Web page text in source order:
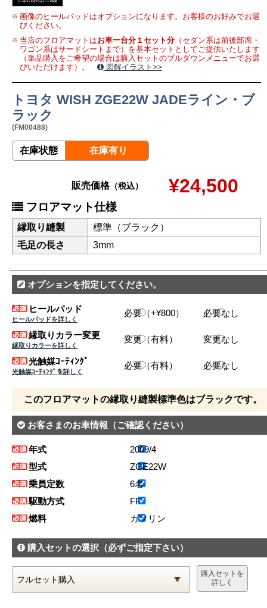
画像のヒールパッドはオプションになります。お客様のお好みでお選
びください。
当店のフロアマットはお車一台分１セット分（セダン系は前後部席・
ワゴン系はサードシートまで）を基本セットとしてご提供いたします
（単品購入をご希望の場合は購入セットのプルダウンメニューでお選
びいただけます）。
図解イラスト>>
トヨタ WISH ZGE22W JADEライン・ブ
ラック
(FM00488)
在庫状態 在庫有り
販売価格（税込） ¥24,500
フロアマット仕様
縁取り縫製
標準（ブラック）
毛足の長さ
3mm
オプションを指定してください。
ヒールパッド
ヒールパッドを詳しく
必要（+¥800） 必要なし
縁取りカラー変更
縁取りカラーを詳しく
変更（有料） 変更なし
光触媒ｺｰﾃｨﾝｸﾞ
光触媒ｺｰﾃｨﾝｸﾞを詳しく
必要（有料） 必要なし
このフロアマットの縁取り縫製標準色はブラックです。
お客さまのお車情報 （ご確認ください）
年式
2009/4
型式
ZGE22W
乗員定数
6名
駆動方式
FF
燃料
ガソリン
購入セットの選択 （必ずご指定下さい）
購入セットを
詳しく